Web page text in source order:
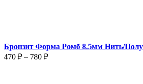
480 ₽
Бронзит Форма Ромб 8.5мм Нить/
470 ₽ – 780 ₽Диапазон